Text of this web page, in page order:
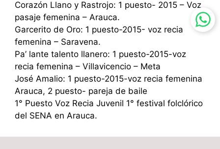
Corazón Llano y Rastrojo: 1 puesto- 2015 – Voz
pasaje femenina – Arauca.
Garcerito de Oro: 1 puesto-2015- voz recia
femenina – Saravena.
Pa’ lante talento llanero: 1 puesto-2015-voz
recia femenina – Villavicencio – Meta
José Amalio: 1 puesto-2015-voz recia femenina
Arauca, 2 puesto- pareja de baile
1° Puesto Voz Recia Juvenil 1° festival folclórico
del SENA en Arauca.